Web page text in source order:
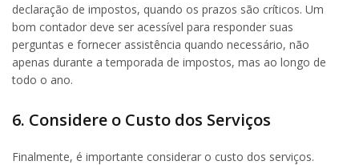
declaração de impostos, quando os prazos são críticos. Um
bom contador deve ser acessível para responder suas
perguntas e fornecer assistência quando necessário, não
apenas durante a temporada de impostos, mas ao longo de
todo o ano.
6. Considere o Custo dos Serviços
Finalmente, é importante considerar o custo dos serviços.